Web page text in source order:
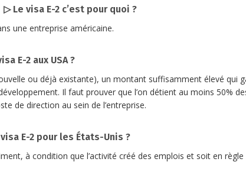
▷ Le visa E-2 c’est pour quoi ?
une entreprise américaine.
E-2 aux USA ?
ou déjà existante), un montant suffisamment élevé qui
Il faut prouver que l’on détient au moins 50%
de direction au sein de l’entreprise.
E-2 pour les États-Unis ?
à condition que l’activité créé des emplois et soit en règle